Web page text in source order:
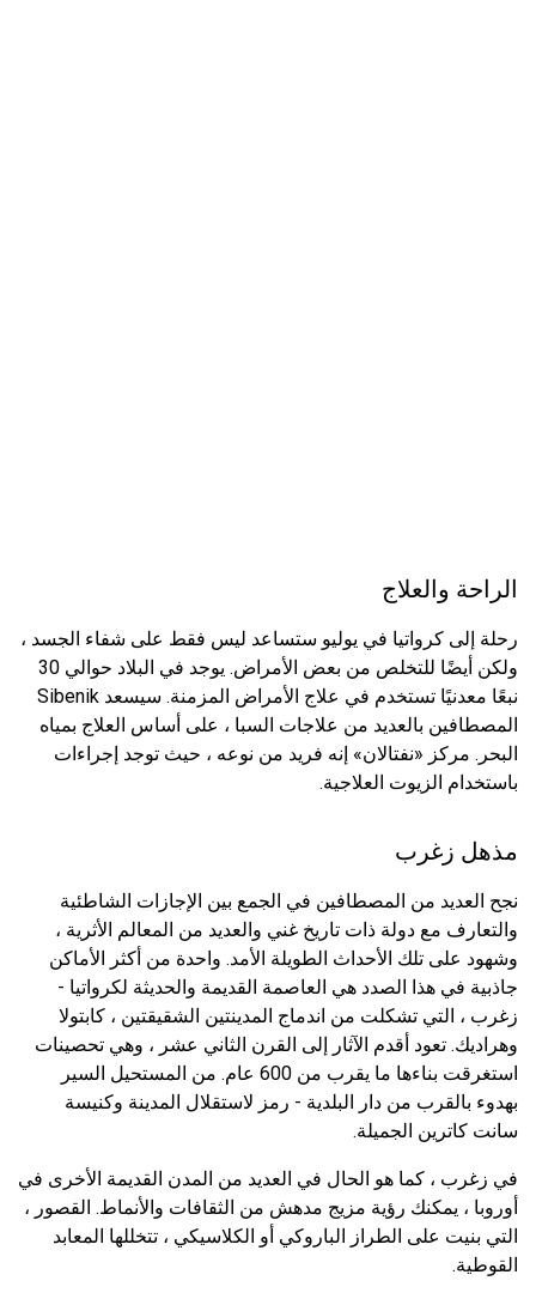
الراحة والعلاج
رحلة إلى كرواتيا في يوليو ستساعد ليس فقط على شفاء الجسد ،
ولكن أيضًا للتخلص من بعض الأمراض. يوجد في البلاد حوالي 30
نبعًا معدنيًا تستخدم في علاج الأمراض المزمنة. سيسعد Sibenik
المصطافين بالعديد من علاجات السبا ، على أساس العلاج بمياه
البحر. مركز «نفتالان» إنه فريد من نوعه ، حيث توجد إجراءات
باستخدام الزيوت العلاجية.
مذهل زغرب
نجح العديد من المصطافين في الجمع بين الإجازات الشاطئية
والتعارف مع دولة ذات تاريخ غني والعديد من المعالم الأثرية ،
وشهود على تلك الأحداث الطويلة الأمد. واحدة من أكثر الأماكن
جاذبية في هذا الصدد هي العاصمة القديمة والحديثة لكرواتيا -
زغرب ، التي تشكلت من اندماج المدينتين الشقيقتين ، كابتولا
وهراديك. تعود أقدم الآثار إلى القرن الثاني عشر ، وهي تحصينات
استغرقت بناءها ما يقرب من 600 عام. من المستحيل السير
بهدوء بالقرب من دار البلدية - رمز لاستقلال المدينة وكنيسة
سانت كاترين الجميلة.
في زغرب ، كما هو الحال في العديد من المدن القديمة الأخرى في
أوروبا ، يمكنك رؤية مزيج مدهش من الثقافات والأنماط. القصور ،
التي بنيت على الطراز الباروكي أو الكلاسيكي ، تتخللها المعابد
القوطية.